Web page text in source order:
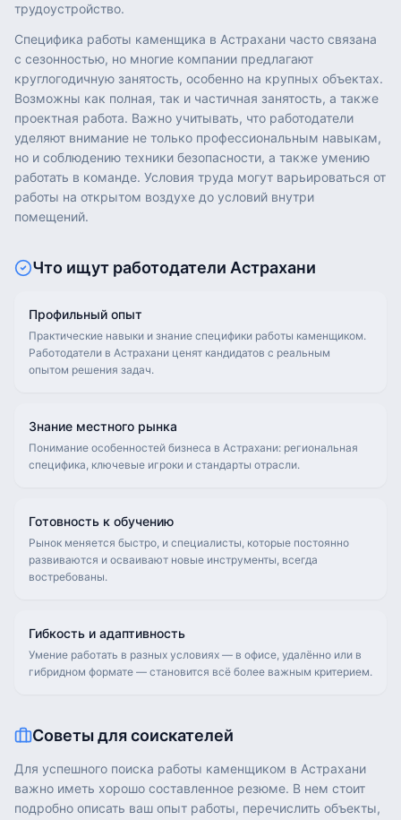
трудоустройство.
Специфика работы каменщика в Астрахани часто связана
с сезонностью, но многие компании предлагают
круглогодичную занятость, особенно на крупных объектах.
Возможны как полная, так и частичная занятость, а также
проектная работа. Важно учитывать, что работодатели
уделяют внимание не только профессиональным навыкам,
но и соблюдению техники безопасности, а также умению
работать в команде. Условия труда могут варьироваться от
работы на открытом воздухе до условий внутри
помещений.
Что ищут работодатели Астрахани
Профильный опыт
Практические навыки и знание специфики работы каменщиком.
Работодатели в Астрахани ценят кандидатов с реальным
опытом решения задач.
Знание местного рынка
Понимание особенностей бизнеса в Астрахани: региональная
специфика, ключевые игроки и стандарты отрасли.
Готовность к обучению
Рынок меняется быстро, и специалисты, которые постоянно
развиваются и осваивают новые инструменты, всегда
востребованы.
Гибкость и адаптивность
Умение работать в разных условиях — в офисе, удалённо или в
гибридном формате — становится всё более важным критерием.
Советы для соискателей
Для успешного поиска работы каменщиком в Астрахани
важно иметь хорошо составленное резюме. В нем стоит
подробно описать ваш опыт работы, перечислить объекты,